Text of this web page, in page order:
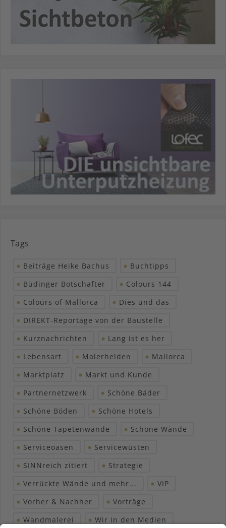
Tags
Beiträge Heike Bachus
Buchtipps
Büdinger Botschafter
Colours 144
Colours of Mallorca
Dies und das
DIREKT-Reportage von der Baustelle
Kurznachrichten
Lang ist es her
Lebensart
Malerhelden
Mallorca
Marktplatz
Markt und Kunde
Partnernetzwerk
Schöne Bäder
Schöne Böden
Schöne Hotels
Schöne Tapetenwände
Schöne Wände
Serviceoasen
Servicewüsten
SINNreich zitiert
Strategie
Verrückte Wände und mehr...
VIP
Vorher & Nachher
Vorträge
Wandmalerei
Wir in den Medien